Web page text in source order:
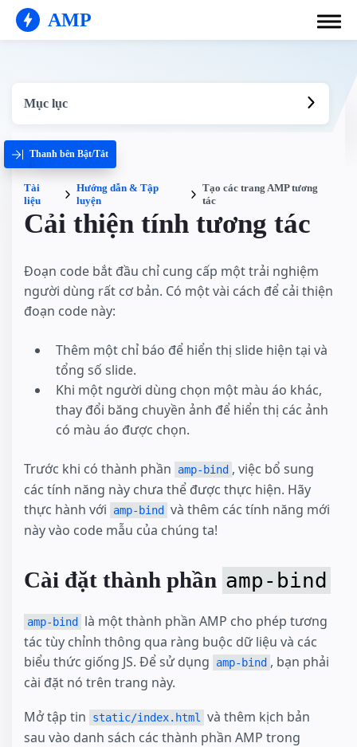
AMP
Mục lục
Thanh bên Bật/Tắt
Tài
liệu
Hướng dẫn & Tập
luyện
Tạo các trang AMP tương
tác
Cải thiện tính tương tác
Đoạn code bắt đầu chỉ cung cấp một trải nghiệm
người dùng rất cơ bản. Có một vài cách để cải thiện
đoạn code này:
Thêm một chỉ báo để hiển thị slide hiện tại và
tổng số slide.
Khi một người dùng chọn một màu áo khác,
thay đổi băng chuyền ảnh để hiển thị các ảnh
có màu áo được chọn.
Trước khi có thành phần amp-bind , việc bổ sung
các tính năng này chưa thể được thực hiện. Hãy
thực hành với
amp-bind
và thêm các tính năng mới
này vào code mẫu của chúng ta!
Cài đặt thành phần amp-bind
amp-bind
là một thành phần AMP cho phép tương
tác tùy chỉnh thông qua ràng buộc dữ liệu và các
biểu thức giống JS. Để sử dụng
amp-bind , bạn phải
cài đặt nó trên trang này.
Mở tập tin
static/index.html
và thêm kịch bản
sau vào danh sách các thành phần AMP trong